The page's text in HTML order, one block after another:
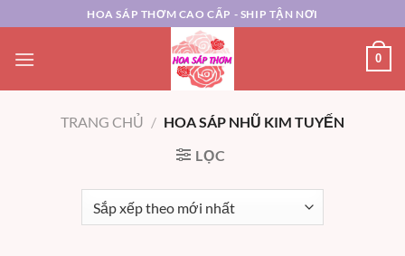
đến
nội
HOA SÁP THƠM CAO CẤP - SHIP TẬN NƠI
0
TRANG CHỦ / HOA SÁP NHŨ KIM TUYẾN
LỌC